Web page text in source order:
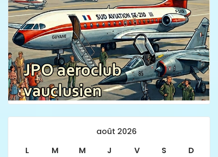
août 2026
L
M M J V S
D